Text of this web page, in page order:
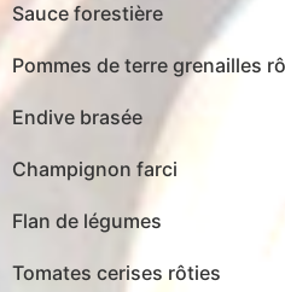
Sauce forestière
Pommes de terre grenailles
Endive brasée
Champignon farci
Flan de légumes
Tomates cerises rôties